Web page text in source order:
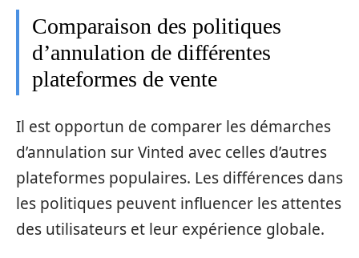
Comparaison des politiques
d’annulation de différentes
plateformes de vente
Il est opportun de comparer les démarches
d’annulation sur Vinted avec celles d’autres
plateformes populaires. Les différences dans
les politiques peuvent influencer les attentes
des utilisateurs et leur expérience globale.